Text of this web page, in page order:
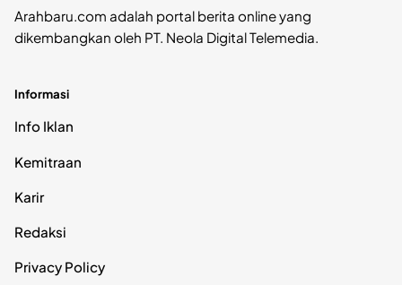
Arahbaru.com adalah portal berita online yang
dikembangkan oleh PT. Neola Digital Telemedia.
Informasi
Info Iklan
Kemitraan
Karir
Redaksi
Privacy Policy